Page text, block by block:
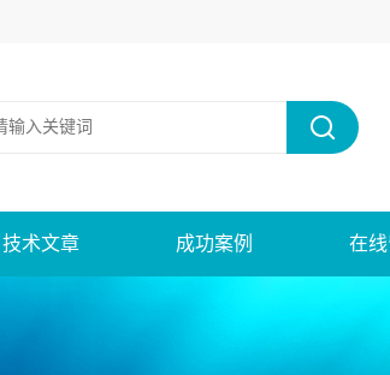
技术文章 成功案例 在